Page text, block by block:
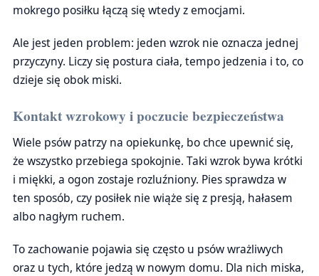
mokrego posiłku łączą się wtedy z emocjami.
Ale jest jeden problem: jeden wzrok nie oznacza jednej
przyczyny. Liczy się postura ciała, tempo jedzenia i to, co
dzieje się obok miski.
Kontakt wzrokowy i poczucie bezpieczeństwa
Wiele psów patrzy na opiekunkę, bo chce upewnić się,
że wszystko przebiega spokojnie. Taki wzrok bywa krótki
i miękki, a ogon zostaje rozluźniony. Pies sprawdza w
ten sposób, czy posiłek nie wiąże się z presją, hałasem
albo nagłym ruchem.
To zachowanie pojawia się często u psów wrażliwych
oraz u tych, które jedzą w nowym domu. Dla nich miska,